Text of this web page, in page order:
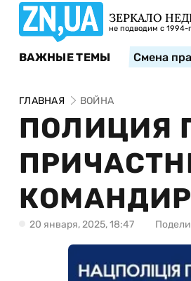
ЗЕРКАЛО
не подводим с 1994-
ВАЖНЫЕ ТЕМЫ Смена
ГЛАВНАЯ ВОЙНА
ПОЛИЦИЯ
20 января, 2025, 18:47